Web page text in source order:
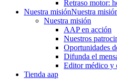
Retraso motor:
Nuestra misiónNuestra
Nuestra misión
AAP en acción
Nuestros
Oportunidades
Difunda el
Editor médico y
Tienda aap